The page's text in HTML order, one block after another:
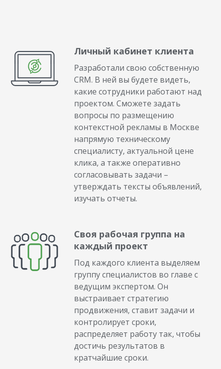
Личный кабинет клиента
Разработали свою собственную
CRM. В ней вы будете видеть,
какие сотрудники работают над
проектом. Сможете задать
вопросы по размещению
контекстной рекламы в Москве
напрямую техническому
специалисту, актуальной цене
клика, а также оперативно
согласовывать задачи –
утверждать тексты объявлений,
изучать отчеты.
Своя рабочая группа на
каждый проект
Под каждого клиента выделяем
группу специалистов во главе с
ведущим экспертом. Он
выстраивает стратегию
продвижения, ставит задачи и
контролирует сроки,
распределяет работу так, чтобы
достичь результатов в
кратчайшие сроки.